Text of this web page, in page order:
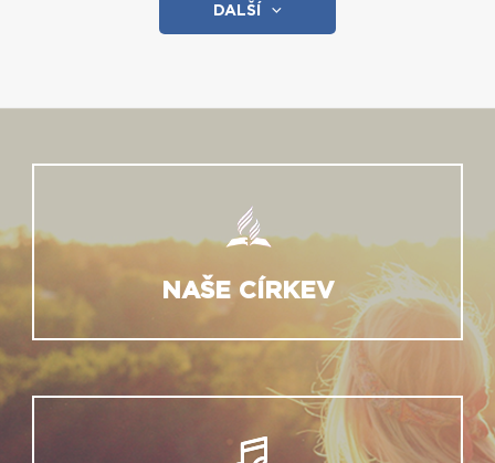
DALŠÍ
NAŠE CÍRKEV